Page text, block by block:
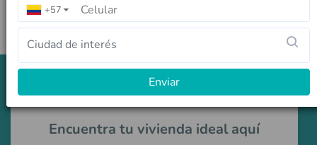
Encuentra tu vivienda ideal aquí
+57 ▼
Ciudad de interés
Enviar